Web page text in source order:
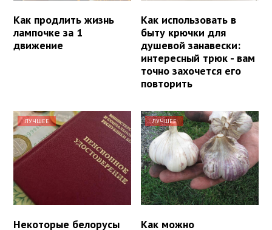
Как продлить жизнь
лампочке за 1
движение
Как использовать в
быту крючки для
душевой занавески:
интересный трюк - вам
точно захочется его
повторить
ЛУЧШЕЕ
Некоторые белорусы
ЛУЧШЕЕ
Как можно